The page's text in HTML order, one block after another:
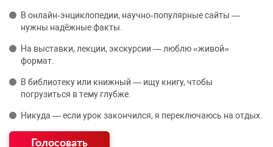
В онлайн‑энциклопедии, научно‑популярные сайты —
нужны надёжные факты.
На выставки, лекции, экскурсии — люблю «живой»
формат.
В библиотеку или книжный — ищу книгу, чтобы
погрузиться в тему глубже.
Никуда — если урок закончился, я переключаюсь на отдых.